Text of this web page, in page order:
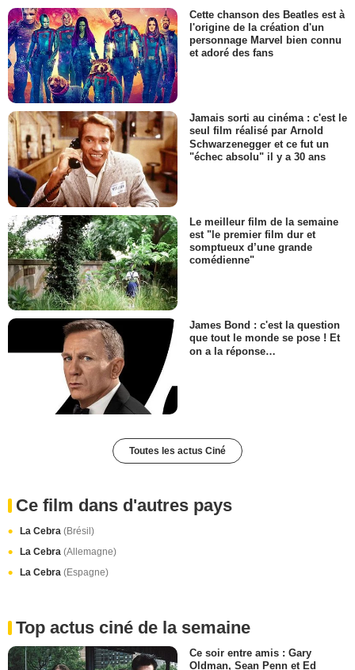
Cette chanson des Beatles est à
l'origine de la création d'un
personnage Marvel bien connu
et adoré des fans
Jamais sorti au cinéma : c'est le
seul film réalisé par Arnold
Schwarzenegger et ce fut un
"échec absolu" il y a 30 ans
Le meilleur film de la semaine
est "le premier film dur et
somptueux d’une grande
comédienne"
James Bond : c'est la question
que tout le monde se pose ! Et
on a la réponse…
Toutes les actus Ciné
Ce film dans d'autres pays
La Cebra (Brésil)
La Cebra (Allemagne)
La Cebra (Espagne)
Top actus ciné de la semaine
Ce soir entre amis : Gary
Oldman, Sean Penn et Ed